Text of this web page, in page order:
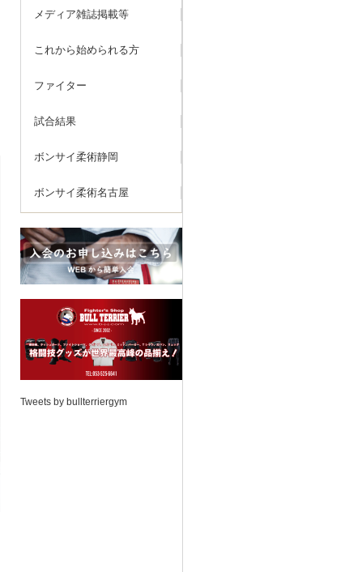
メディア雑誌掲載等
これから始められる方
ファイター
試合結果
ボンサイ柔術静岡
ボンサイ柔術名古屋
Tweets by bullterriergym